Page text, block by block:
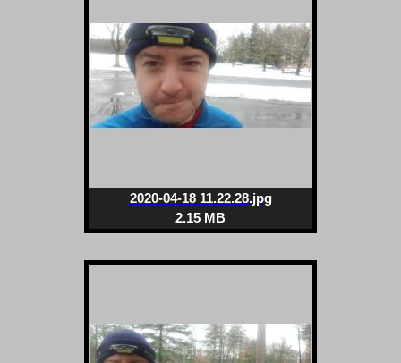
2020-04-18 11.22.28.jpg
2.15 MB